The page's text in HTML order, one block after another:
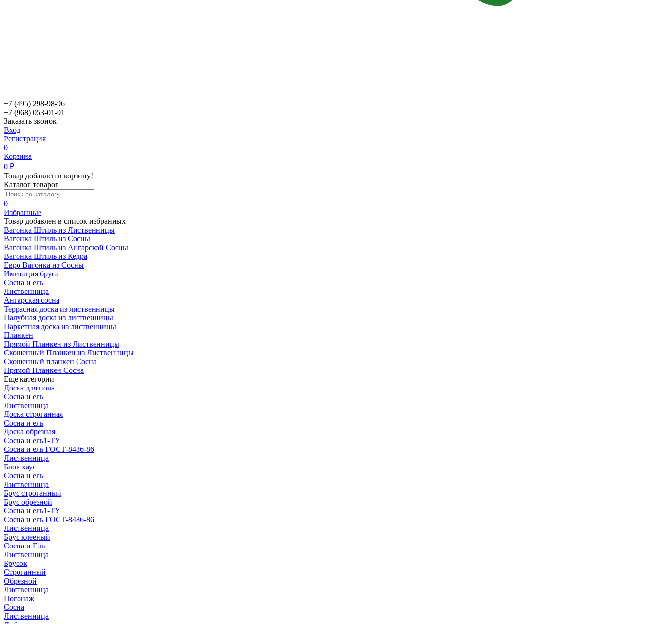
+7 (495) 298-98-96
+7 (968) 053-01-01
Заказать звонок
Вход
Регистрация
0
Корзина
0 ₽
Товар добавлен в корзину!
Каталог товаров
0
Избранные
Товар добавлен в список избранных
Вагонка Штиль из Лиственницы
Вагонка Штиль из Сосны
Вагонка Штиль из Ангарской Сосны
Вагонка Штиль из Кедра
Евро Вагонка из Сосны
Имитация бруса
Сосна и ель
Лиственница
Ангарская сосна
Террасная доска из лиственницы
Палубная доска из лиственницы
Паркетная доска из лиственницы
Планкен
Прямой Планкен из Лиственницы
Скошенный Планкен из Лиственницы
Скошенный планкен Сосна
Прямой Планкен Сосна
Еще категории
Доска для пола
Сосна и ель
Лиственница
Доска строганная
Сосна и ель
Доска обрезная
Сосна и ель1-ТУ
Сосна и ель ГОСТ-8486-86
Лиственница
Блок хаус
Сосна и ель
Лиственница
Брус строганный
Брус обрезной
Сосна и ель1-ТУ
Сосна и ель ГОСТ-8486-86
Лиственница
Брус клееный
Сосна и Ель
Лиственница
Брусок
Строганный
Обрезной
Лиственница
Погонаж
Сосна
Лиственница